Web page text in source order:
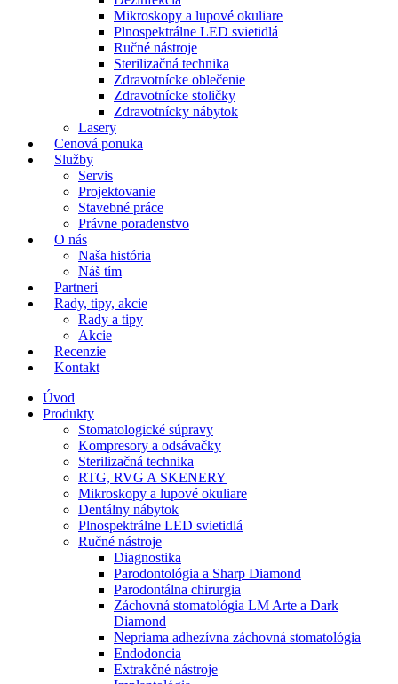
Mikroskopy a lupové okuliare
Plnospektrálne LED svietidlá
Ručné nástroje
Sterilizačná technika
Zdravotnícke oblečenie
Zdravotnícke stoličky
Zdravotnícky nábytok
Lasery
Cenová ponuka
Služby
Servis
Projektovanie
Stavebné práce
Právne poradenstvo
O nás
Naša história
Náš tím
Partneri
Rady, tipy, akcie
Rady a tipy
Akcie
Recenzie
Kontakt
Úvod
Produkty
Stomatologické súpravy
Kompresory a odsávačky
Sterilizačná technika
RTG, RVG A SKENERY
Mikroskopy a lupové okuliare
Dentálny nábytok
Plnospektrálne LED svietidlá
Ručné nástroje
Diagnostika
Parodontológia a Sharp Diamond
Parodontálna chirurgia
Záchovná stomatológia LM Arte a Dark
Diamond
Nepriama adhezívna záchovná stomatológia
Endodoncia
Extrakčné nástroje